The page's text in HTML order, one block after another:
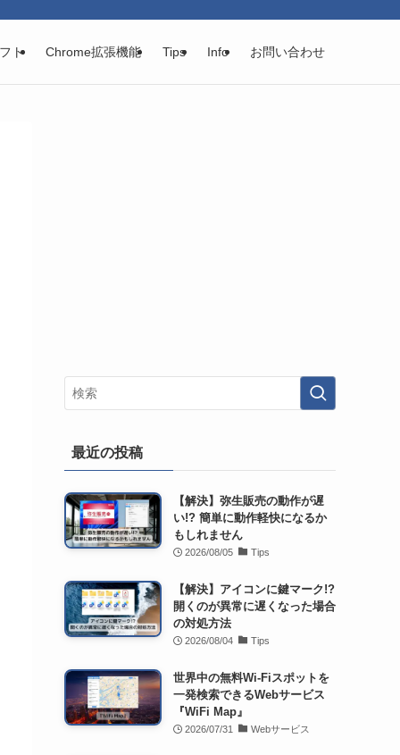
ト Chrome拡張機能 Tips Info お問い合わせ
最近の投稿
【解決】弥生販売の動作が遅
い!? 簡単に動作軽快になるか
もしれません
2026/08/05 Tips
【解決】アイコンに鍵マーク!?
開くのが異常に遅くなった場合
の対処方法
2026/08/04 Tips
世界中の無料Wi-Fiスポットを
一発検索できるWebサービス
『WiFi Map』
2026/07/31 Webサービス